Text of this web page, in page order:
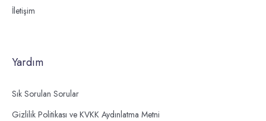
İletişim
Yardım
Sık Sorulan Sorular
Gizlilik Politikası ve KVKK Aydınlatma Metni